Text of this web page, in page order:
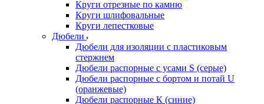
Круги отрезные по камню
Круги шлифовальные
Круги лепестковые
Дюбели
Дюбели для изоляции с пластиковым
стержнем
Дюбели распорные с усами S (серые)
Дюбели распорные c бортом и потай U
(оранжевые)
Дюбели распорные К (синие)